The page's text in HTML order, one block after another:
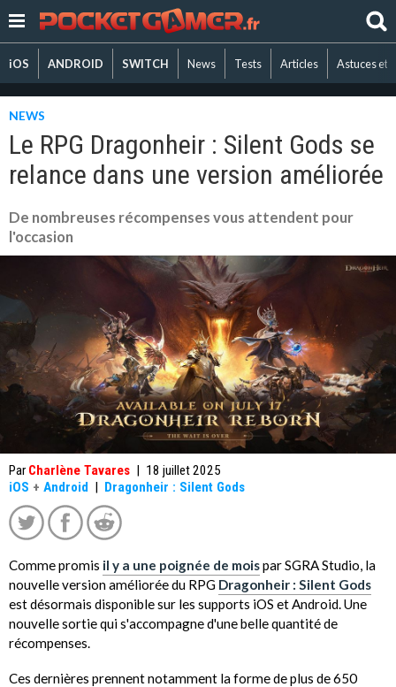
iOS ANDROID SWITCH News Tests Articles Astuces et
NEWS
Le RPG Dragonheir : Silent Gods se
relance dans une version améliorée
De nombreuses récompenses vous attendent pour
l'occasion
Par Charlène Tavares | 18 juillet 2025
iOS + Android | Dragonheir : Silent Gods
Comme promis il y a une poignée de moispar SGRA Studio, la
nouvelle version améliorée du RPG Dragonheir : Silent Gods
est désormais disponible sur les supports iOS et Android. Une
nouvelle sortie qui s'accompagne d'une belle quantité de
récompenses.
Ces dernières prennent notamment la forme de plus de 650